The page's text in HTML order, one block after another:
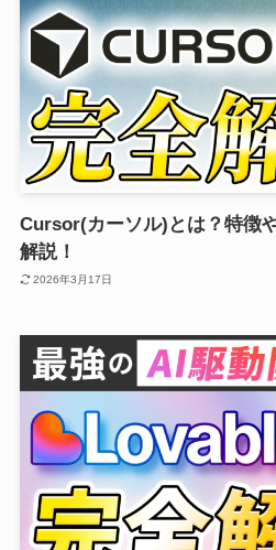
Cursor(カーソル)とは？特徴
解説！
2026年3月17日